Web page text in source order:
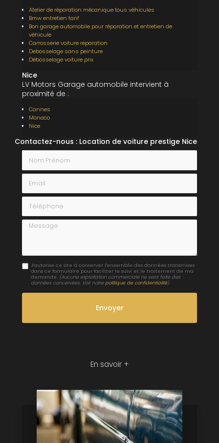
Atelier de réparation mécanique tous véhicules
Bmw entretien tarif
Bon garage automobile pour réparation et entretien de
véhicule
Carrosserie voiture reparation
Debosselage sans peinture
Débosselage voiture prix
Nice
LV Motors Garage automobile intervient à
proximité de :
Cannes
Monaco
Nice
Contactez-nous : Location de voiture prestige Nice
Nom Prénom
Email
Téléphone
Message
J'autorise ce site à conserver l'ensemble des données transmises
dans ce formulaire pour faciliter le suivi et le traitement de ma
demande. (Aucune exploitation commerciale ne sera faite des
données concervées. Voir notre politique de confidentialité)
En savoir +